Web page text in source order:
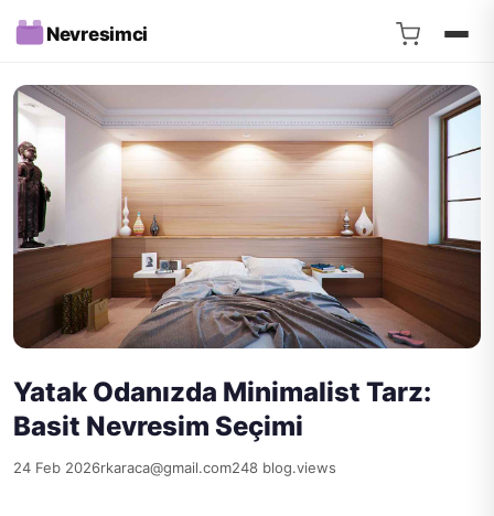
Nevresimci
Yatak Odanızda Minimalist Tarz:
Basit Nevresim Seçimi
24 Feb 2026rkaraca@gmail.com248 blog.views